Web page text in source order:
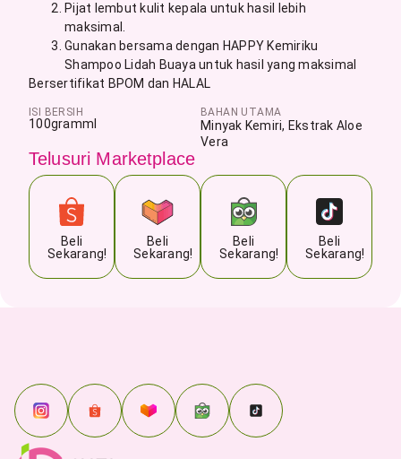
Pijat lembut kulit kepala untuk hasil lebih
maksimal.
Gunakan bersama dengan HAPPY Kemiriku
Shampoo Lidah Buaya untuk hasil yang maksimal
Bersertifikat BPOM dan HALAL
ISI BERSIH
100gramml
BAHAN UTAMA
Minyak Kemiri, Ekstrak Aloe
Vera
Telusuri Marketplace
Beli
Sekarang!
Beli
Sekarang!
Beli
Sekarang!
Beli
Sekarang!